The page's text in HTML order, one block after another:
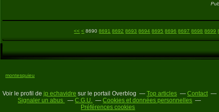
<< < 8600
8610
8620
8630
8640
8650
8660
8670
8680
8690 8691 8692 8693 8694 8695 8696 8697 8698 8699
montesquieu
Voir le profil de jp echavidre sur le portail Overblog Top articles
Contact
Signaler un abus
C.G.U.
Cookies et données personnelles
Préférences cookies